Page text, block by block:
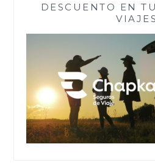
DESCUENTO EN
VIAJES